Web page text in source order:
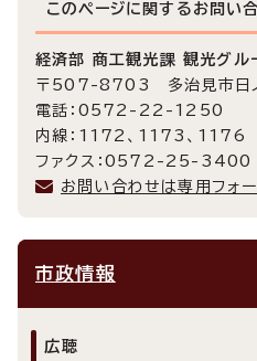
このページに関する お問い
経済部 商工観光課 観光グル
〒507-8703 多治見市日
電話：0572-22-1250
内線：1172、1173、1176
ファクス：0572-25-3400
お問い合わせは専用フォ
市政情報
広聴